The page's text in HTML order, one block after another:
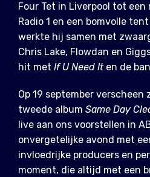
Four Tet in Liverpool tot een
Radio 1 en een bomvolle
werkte hij samen met
Chris Lake, Flowdan en
hit met If U Need Iten de
Op 19 september
tweede album Same Day
live aan ons voorstellen in
onvergetelijke avond met
invloedrijke producers en
moment, die altijd met een